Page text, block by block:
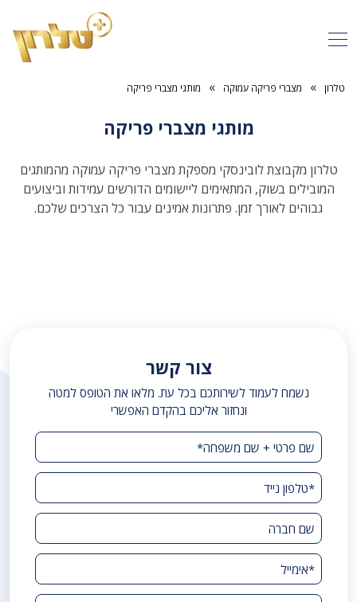
טלרון » מצברי פריקה עמוקה » מותגי מצברי פריקה
מותגי מצברי פריקה
טלרון מקבוצת לובינסקי מספקת מצברי פריקה עמוקה מהמותגים
המובילים בשוק, המתאימים ליישומים הדורשים עמידות וביצועים
גבוהים לאורך זמן. פתרונות אמינים עבור כל הצרכים שלכם.
צור קשר
נשמח לעמוד לשירותכם בכל עת. מלאו את הטופס למטה
ונחזור אליכם בהקדם האפשרי